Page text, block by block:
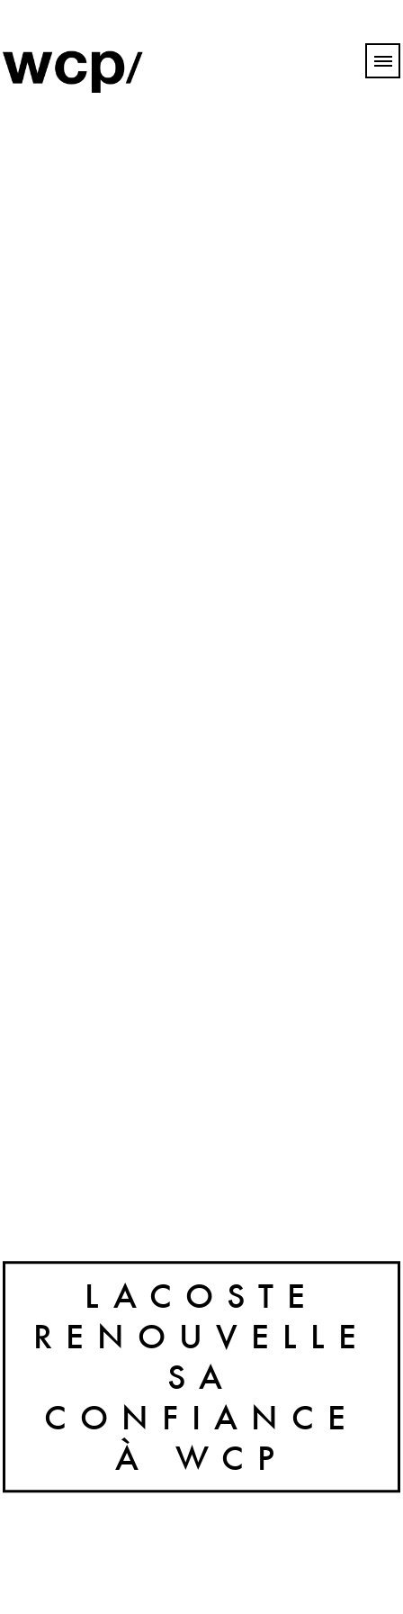
LACOSTE
RENOUVELLE
SA
CONFIANCE
À WCP